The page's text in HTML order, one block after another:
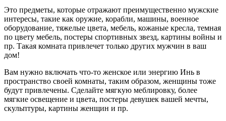
Это предметы, которые отражают преимущественно мужские
интересы, такие как оружие, корабли, машины, военное
оборудование, тяжелые цвета, мебель, кожаные кресла, темная
по цвету мебель, постеры спортивных звезд, картины войны и
пр. Такая комната привлечет только других мужчин в ваш
дом!
Вам нужно включать что-то женское или энергию Инь в
пространство своей комнаты, таким образом, женщины тоже
будут привлечены. Сделайте мягкую меблировку, более
мягкие освещение и цвета, постеры девушек вашей мечты,
скульптуры, картины женщин и пр.